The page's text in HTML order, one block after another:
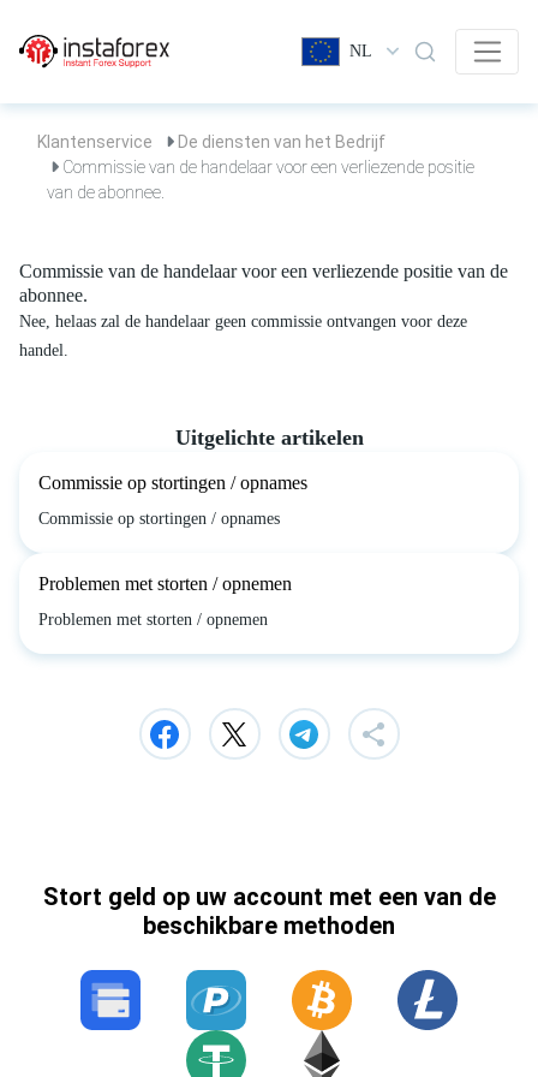
NL
Klantenservice
De diensten van het Bedrijf
Commissie van de handelaar voor een verliezende positie
van de abonnee.
Commissie van de handelaar voor een verliezende positie van de
abonnee.
Nee, helaas zal de handelaar geen commissie ontvangen voor deze
handel.
Uitgelichte artikelen
Commissie op stortingen / opnames
Commissie op stortingen / opnames
Problemen met storten / opnemen
Problemen met storten / opnemen
Stort geld op uw account met een van de
beschikbare methoden